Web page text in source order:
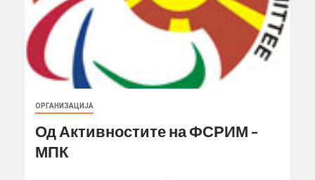
ОРГАНИЗАЦИЈА
Од Активностите на ФСРИМ –
МПК